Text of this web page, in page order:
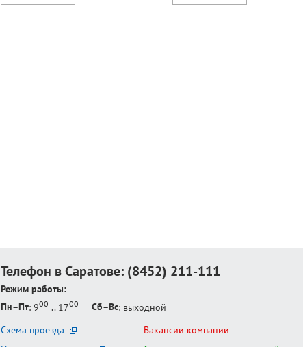
Телефон в Саратове: (8452) 211-111
Режим работы:
Пн–Пт: 900 .. 1700 Сб–Вс: выходной
Схема проезда
Вакансии компании